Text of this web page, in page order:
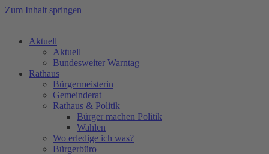
Zum Inhalt springen
Aktuell
Aktuell
Bundesweiter Warntag
Rathaus
Bürgermeisterin
Gemeinderat
Rathaus & Politik
Bürger machen Politik
Wahlen
Wo erledige ich was?
Bürgerbüro